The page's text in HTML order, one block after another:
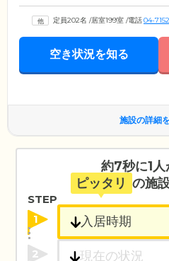
定員202名 /居室199室 /電話04-
空き状況を知る
施設の詳細
約7秒に1人
ピッタリ の施
STEP
1
2